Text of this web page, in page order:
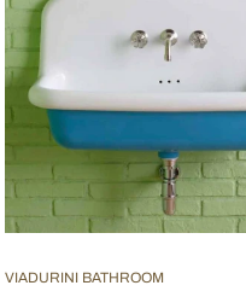
VIADURINI BATHROOM